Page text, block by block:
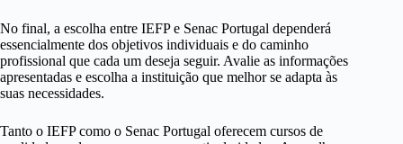
No final, a escolha entre IEFP e Senac Portugal dependerá
essencialmente dos objetivos individuais e do caminho
profissional que cada um deseja seguir. Avalie as informações
apresentadas e escolha a instituição que melhor se adapta às
suas necessidades.
Tanto o IEFP como o Senac Portugal oferecem cursos de